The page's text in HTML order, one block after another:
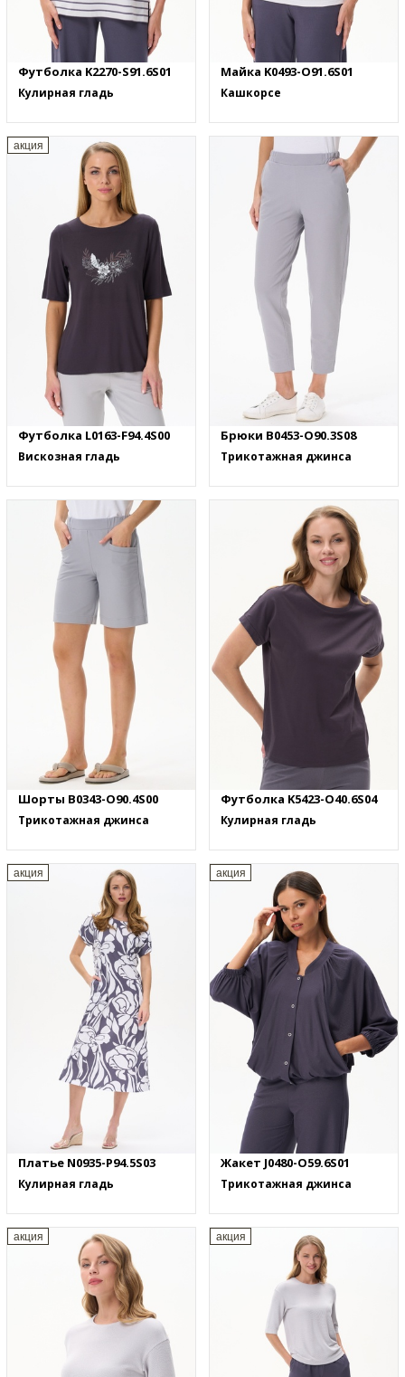
Футболка K2270-S91.6S01
Кулирная гладь
Майка K0493-O91.6S01
Кашкорсе
акция
Футболка L0163-F94.4S00
Вискозная гладь
Брюки B0453-O90.3S08
Трикотажная джинса
Шорты B0343-O90.4S00
Трикотажная джинса
Футболка K5423-O40.6S04
Кулирная гладь
акция
Платье N0935-P94.5S03
Кулирная гладь
акция
Жакет J0480-O59.6S01
Трикотажная джинса
акция акция